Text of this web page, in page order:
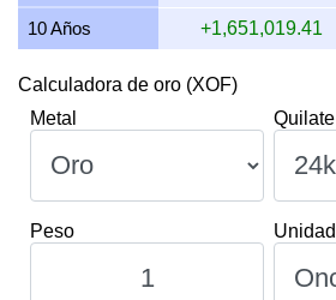
10 Años +1,651,019.41
Calculadora de oro (XOF)
Metal
Quilate
Peso Unidad